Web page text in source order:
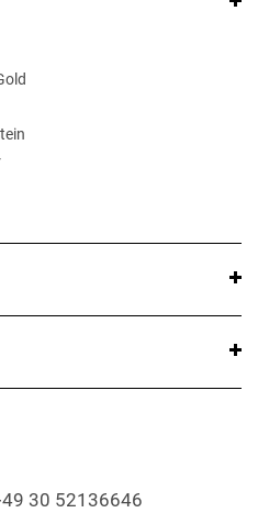
30 52136646